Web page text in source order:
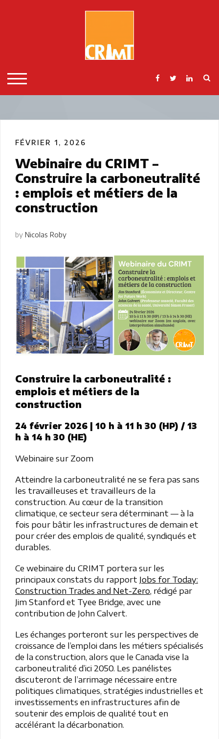
TOGGLE MOBILE MENU
FÉVRIER 1, 2026
Webinaire du CRIMT –
Construire la carboneutralité
: emplois et métiers de la
construction
by Nicolas Roby
Construire la carboneutralité :
emplois et métiers de la
construction
24 février 2026 | 10 h à 11 h 30 (HP) / 13
h à 14 h 30 (HE)
Webinaire sur Zoom
Atteindre la carboneutralité ne se fera pas sans
les travailleuses et travailleurs de la
construction. Au cœur de la transition
climatique, ce secteur sera déterminant — à la
fois pour bâtir les infrastructures de demain et
pour créer des emplois de qualité, syndiqués et
durables.
Ce webinaire du CRIMT portera sur les
principaux constats du rapport Jobs for Today:
Construction Trades and Net-Zero, rédigé par
Jim Stanford et Tyee Bridge, avec une
contribution de John Calvert.
Les échanges porteront sur les perspectives de
croissance de l’emploi dans les métiers spécialisés
de la construction, alors que le Canada vise la
carboneutralité d’ici 2050. Les panélistes
discuteront de l’arrimage nécessaire entre
politiques climatiques, stratégies industrielles et
investissements en infrastructures afin de
soutenir des emplois de qualité tout en
accélérant la décarbonation.